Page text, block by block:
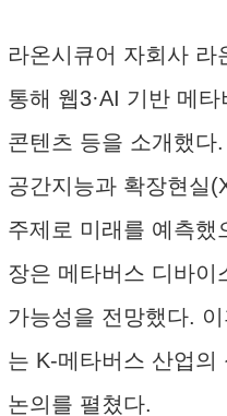
라온시큐어 자회사 라
통해 웹3·AI 기반 메
콘텐츠 등을 소개했다
공간지능과 확장현실
주제로 미래를 예측했
장은 메타버스 디바이
가능성을 전망했다.
는 K-메타버스 산업의
논의를 펼쳤다.